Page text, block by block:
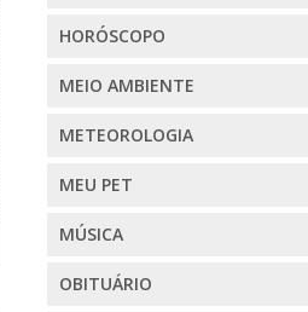
HORÓSCOPO
MEIO AMBIENTE
METEOROLOGIA
MEU PET
MÚSICA
OBITUÁRIO